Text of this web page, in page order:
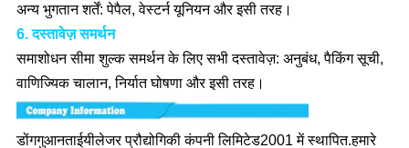
अन्य भुगतान शर्तें: पेपैल, वेस्टर्न यूनियन और इसी तरह।
6. दस्तावेज़ समर्थन
समाशोधन सीमा शुल्क समर्थन के लिए सभी दस्तावेज़: अनुबंध, पैकिंग सूची,
वाणिज्यिक चालान, निर्यात घोषणा और इसी तरह।
डोंगगुआनताईयीलेजर प्रौद्योगिकी कंपनी लिमिटेड2001 में स्थापित.हमारे